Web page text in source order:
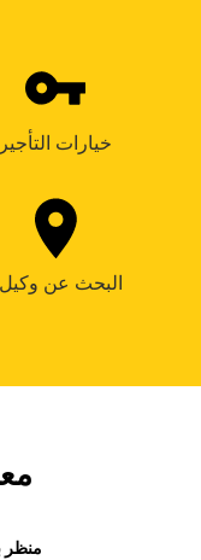
خيارات التأجير
البحث عن وكيل
منظر